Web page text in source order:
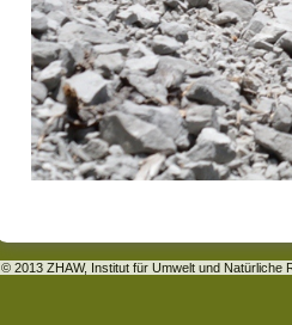
© 2013 ZHAW, Institut für Umwelt und Natürliche